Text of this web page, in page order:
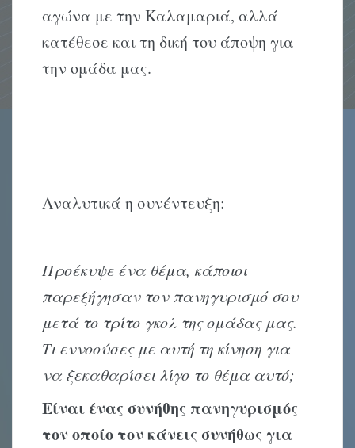
αγώνα με την Καλαμαριά, αλλά
κατέθεσε και τη δική του άποψη για
την ομάδα μας.
Αναλυτικά η συνέντευξη:
Προέκυψε ένα θέμα, κάποιοι
παρεξήγησαν τον πανηγυρισμό σου
μετά το τρίτο γκολ της ομάδας μας.
Τι εννοούσες με αυτή τη κίνηση για
να ξεκαθαρίσει λίγο το θέμα αυτό;
Είναι ένας συνήθης πανηγυρισμός
τον οποίο τον κάνεις συνήθως για